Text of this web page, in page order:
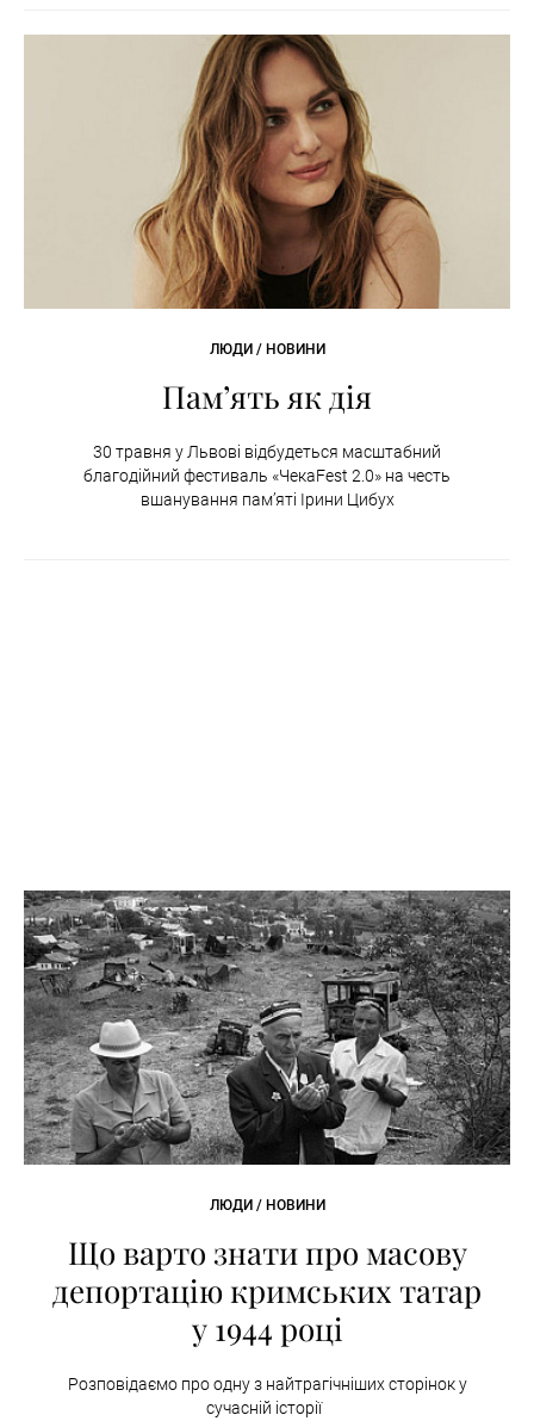
ЛЮДИ / НОВИНИ
Пам’ять як дія
30 травня у Львові відбудеться масштабний
благодійний фестиваль «ЧекаFest 2.0» на честь
вшанування пам’яті Ірини Цибух
ЛЮДИ / НОВИНИ
Що варто знати про масову
депортацію кримських татар
у 1944 році
Розповідаємо про одну з найтрагічніших сторінок у
сучасній історії